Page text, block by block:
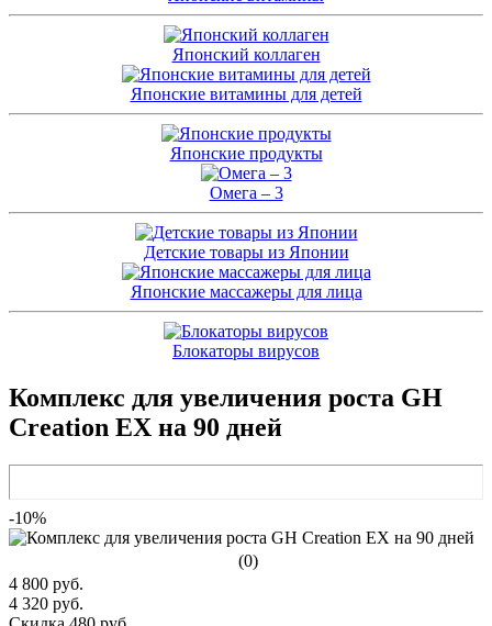
Японский коллаген
Японские витамины для детей
Японские продукты
Омега – 3
Детские товары из Японии
Японские массажеры для лица
Блокаторы вирусов
Комплекс для увеличения роста GH
Creation EX на 90 дней
-10%
(0)
4 800 руб.
4 320 руб.